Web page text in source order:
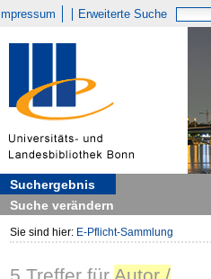
Impressum Erweiterte Suche
Suchergebnis
Suche verändern
Sie sind hier: E-Pflicht-Sammlung